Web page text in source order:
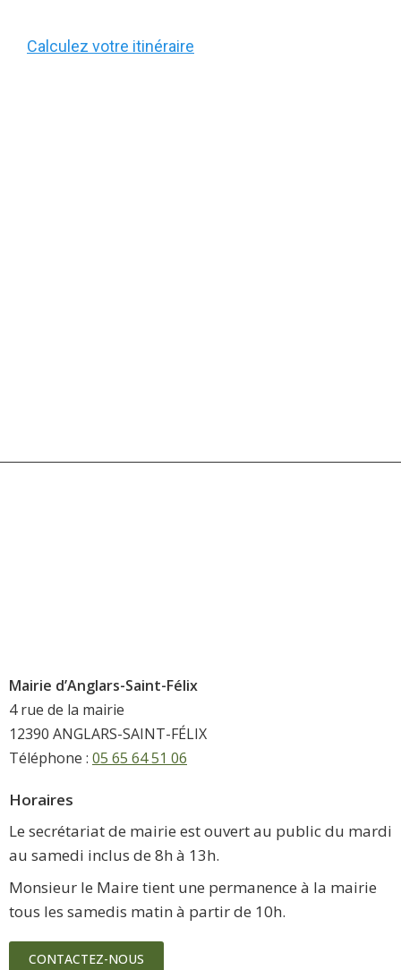
Calculez votre itinéraire
Mairie d’Anglars-Saint-Félix
4 rue de la mairie
12390 ANGLARS-SAINT-FÉLIX
Téléphone : 05 65 64 51 06
Horaires
Le secrétariat de mairie est ouvert au public du mardi
au samedi inclus de 8h à 13h.
Monsieur le Maire tient une permanence à la mairie
tous les samedis matin à partir de 10h.
CONTACTEZ-NOUS